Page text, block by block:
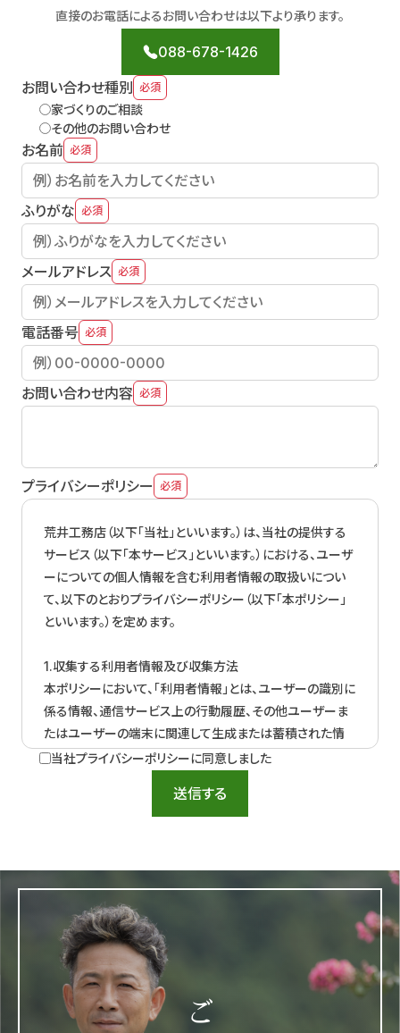
直接のお電話によるお問い合わせは以下より承ります。
088-678-1426
お問い合わせ種別 必須
家づくりのご相談
その他のお問い合わせ
お名前 必須
ふりがな 必須
メールアドレス 必須
電話番号 必須
お問い合わせ内容 必須
プライバシーポリシー 必須
荒井工務店（以下「当社」といいます。）は、当社の提供する
サービス（以下「本サービス」といいます。）における、ユーザ
ーについての個人情報を含む利用者情報の取扱いについ
て、以下のとおりプライバシーポリシー（以下「本ポリシー」
といいます。）を定めます。
1.収集する利用者情報及び収集方法
本ポリシーにおいて、「利用者情報」とは、ユーザーの識別に
係る情報、通信サービス上の行動履歴、その他ユーザーま
たはユーザーの端末に関連して生成または蓄積された情
報であって、本ポリシーに基づき当社が収集するものを意
利用者情報は、その収集方法に応じて、以下のようなものと
るために、または本サービスの利用を通じてユーザーから
ご提供いただく情報は以下のとおりです。
・氏名、生年月日、性別、職業等プロフィールに関する情報
・メールアドレス、電話番号、住所等連絡先に関する情報
・クレジットカード情報、銀行口座情報、電子マネー情報等
決済手段に関する情報
・ユーザーの肖像を含む静止画情報
・入力フォームその他当社が定める方法を通じてユーザー
当社プライバシーポリシーに同意しました
送信する
ご